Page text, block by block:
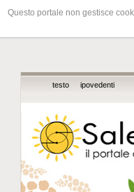
Questo portale non gestisce
testo ipovedenti